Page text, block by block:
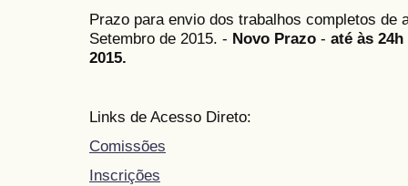
Prazo para envio dos trabalhos completos de
Setembro de 2015. - Novo Prazo - até às
2015.
Links de Acesso Direto:
Comissões
Inscrições